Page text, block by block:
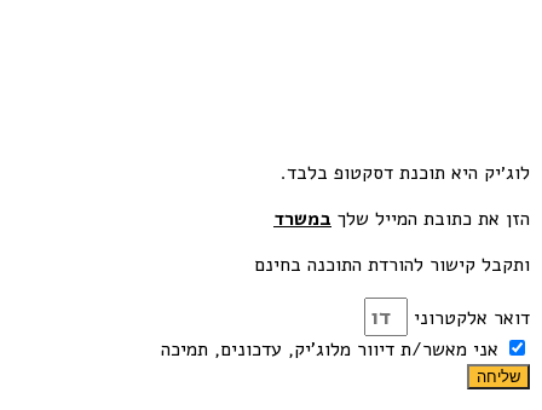
לוג׳יק היא תוכנת דסקטופ בלבד.
הזן את כתובת המייל שלך במשרד
ותקבל קישור להורדת התוכנה בחינם
דואר אלקטרוני
אני מאשר/ת דיוור מלוג'יק, עדכונים, תמיכה
שליחה